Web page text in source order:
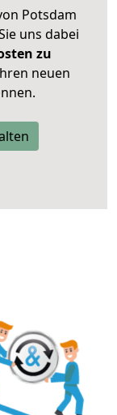
Potsdam
uns dabei
zu
neuen